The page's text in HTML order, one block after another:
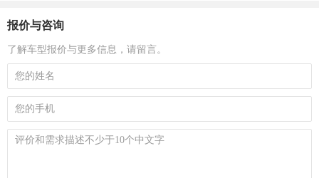
报价与咨询
了解车型报价与更多信息，请留言。